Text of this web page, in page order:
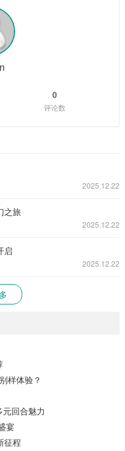
在，每一把二觉...
入这些代码，从而获得各种游戏内
多彩，从稀有的英雄皮肤、珍贵的
和加成，应有尽有，对于玩家而
换码就像是一份意外之喜，能让他们
优势...
0
评论数
2025.12.22
之旅
2025.12.22
启
2025.12.22
样体验？
回合魅力
宴
征程